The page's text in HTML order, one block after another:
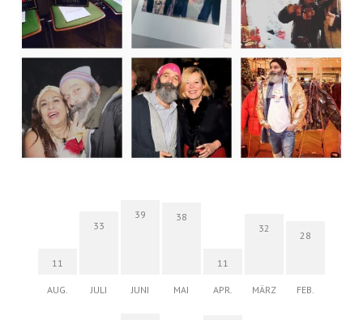
11
AUG.
33
JULI
39
JUNI
38
MAI
11
APR.
32
MÄRZ
28
FEB.